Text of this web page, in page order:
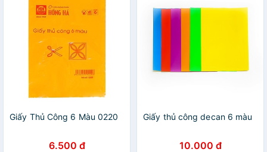
Giấy Thủ Công 6 Màu 0220
6.500 đ
Giấy thủ công decan 6 màu
10.000 đ